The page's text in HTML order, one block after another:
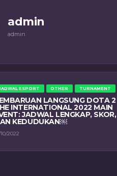
admin
admin
ESPORT OTHER TURNAMENT
LANGSUNG DOTA 2
INTERNATIONAL 2022 MAIN
JADWAL LENGKAP, SKOR,
KEDUDUKAN￼
2022